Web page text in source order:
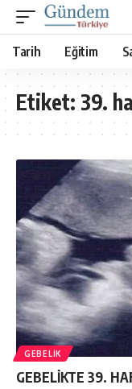
Tarih Eğitim
Etiket:39.
GEBELIK
GEBELİKTE 39.